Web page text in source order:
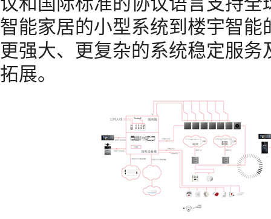
智能家居的小型系统到楼宇智
更强大、更复杂的系统稳定服
拓展。